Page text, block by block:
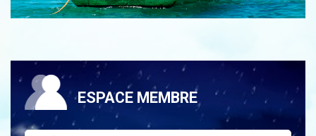
ESPACE MEMBRE